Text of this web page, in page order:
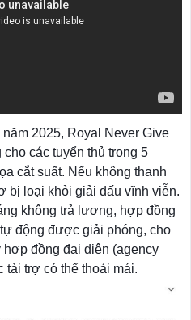
2025, Royal Never Give
các tuyển thủ trong 5
cắt suất. Nếu không thanh
bị loại khỏi giải đấu vĩnh viễn.
không trả lương, hợp đồng
động được giải phóng, cho
đồng đại diện (agency
tài trợ có thể thoải mái.